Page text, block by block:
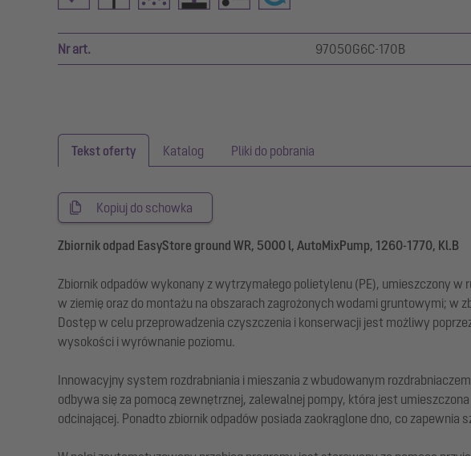
Nr art. 97050G6C-170B
Tekst oferty Katalog Pliki do pobrania
Kopiuj do schowka
Zbiornik odpad EasyStore ground WR, 5000 l, AutoMixPump, 1260-1770, Kl.B
Zbiornik odpadów wykonany z wytrzymałego polietylenu (PE), umieszczony
w ziemię oraz do montażu na obszarach zagrożonych wodami gruntowymi; w
Dostęp w celu przeprowadzenia czyszczenia i konserwacji jest możliwy
wysokości i wyrównanie poziomu.
Innowacyjny system rozdrabniania i mieszania z wbudowanym
odbywa się za pomocą zewnętrznej, zalewalnej pompy, która jest
odcinającej. Ponadto zbiornik odpadów posiada zaokrąglone dno, co zapewnia